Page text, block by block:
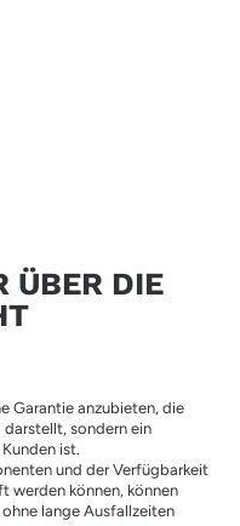
ÜBER DIE
Garantie anzubieten, die
sondern ein
ist.
und der Verfügbarkeit
werden können, können
lange Ausfallzeiten